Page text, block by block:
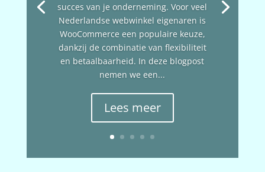
succes van je onderneming. Voor veel
Nederlandse webwinkel eigenaren is
WooCommerce een populaire keuze,
dankzij de combinatie van flexibiliteit
en betaalbaarheid. In deze blogpost
nemen we een...
Lees meer